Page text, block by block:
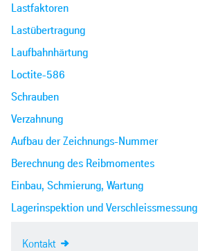
Lastfaktoren
Lastübertragung
Laufbahnhärtung
Loctite-586
Schrauben
Verzahnung
Aufbau der Zeichnungs-Nummer
Berechnung des Reibmomentes
Einbau, Schmierung, Wartung
Lagerinspektion und Verschleissmessung
Kontakt